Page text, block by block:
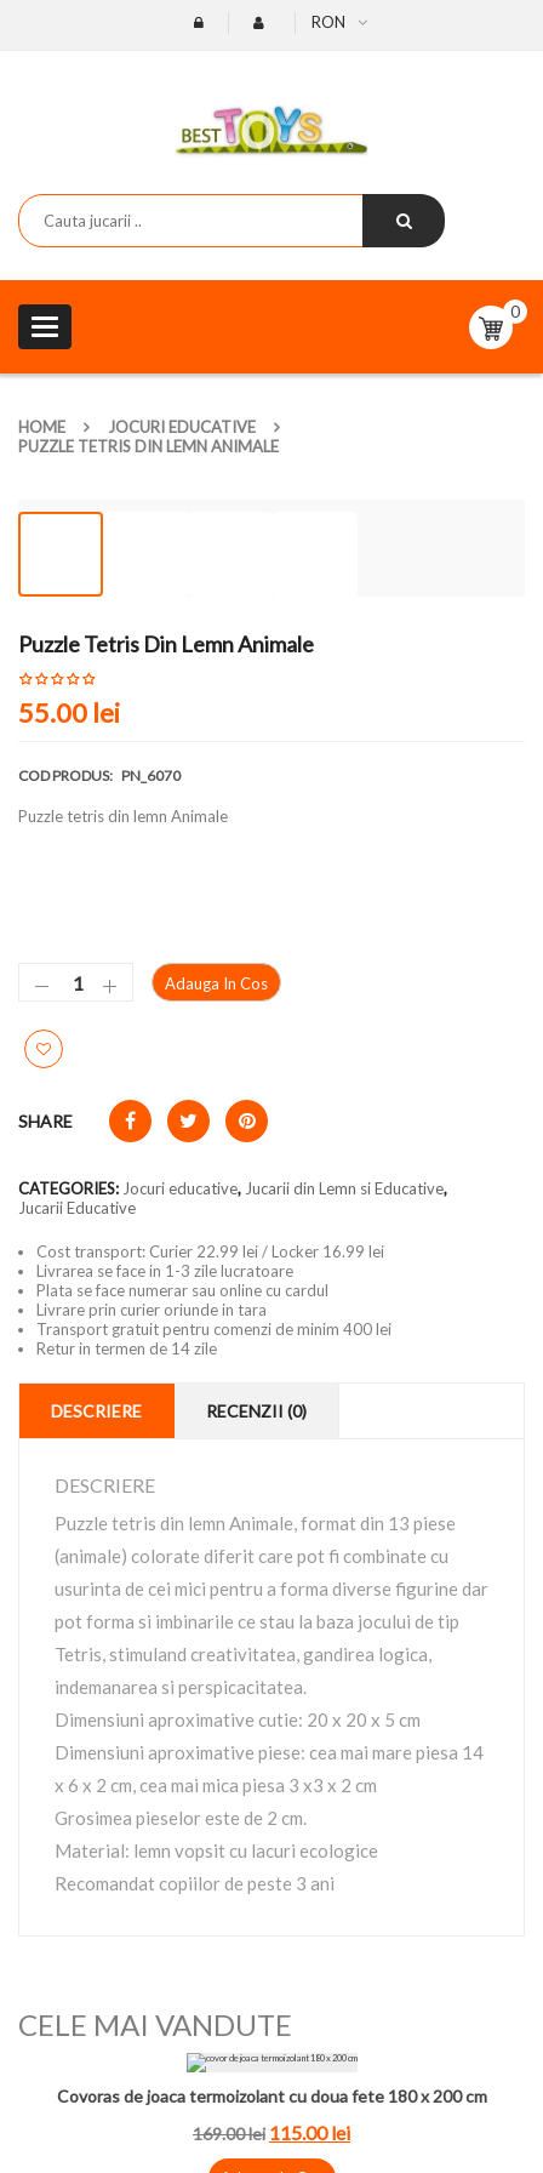
RON
Toggle
navigation
0
HOME
JOCURI EDUCATIVE
PUZZLE TETRIS DIN LEMN ANIMALE
Puzzle Tetris Din Lemn Animale
55.00 lei
COD PRODUS: PN_6070
Puzzle tetris din lemn Animale
Adauga In Cos
SHARE
CATEGORIES: Jocuri educative, Jucarii din Lemn si Educative,
Jucarii Educative
Cost transport: Curier 22.99 lei / Locker 16.99 lei
Livrarea se face in 1-3 zile lucratoare
Plata se face numerar sau online cu cardul
Livrare prin curier oriunde in tara
Transport gratuit pentru comenzi de minim 400 lei
Retur in termen de 14 zile
DESCRIERE RECENZII (0)
DESCRIERE
Puzzle tetris din lemn Animale, format din 13 piese
(animale) colorate diferit care pot fi combinate cu
usurinta de cei mici pentru a forma diverse figurine dar
pot forma si imbinarile ce stau la baza jocului de tip
Tetris, stimuland creativitatea, gandirea logica,
indemanarea si perspicacitatea.
Dimensiuni aproximative cutie: 20 x 20 x 5 cm
Dimensiuni aproximative piese: cea mai mare piesa 14
x 6 x 2 cm, cea mai mica piesa 3 x3 x 2 cm
Grosimea pieselor este de 2 cm.
Material: lemn vopsit cu lacuri ecologice
Recomandat copiilor de peste 3 ani
CELE MAI VANDUTE
Covoras de joaca termoizolant cu doua fete 180 x 200 cm
169.00 lei 115.00 lei